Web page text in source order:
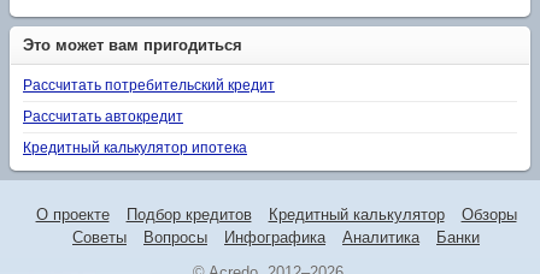
Это может вам пригодиться
Рассчитать потребительский кредит
Рассчитать автокредит
Кредитный калькулятор ипотека
О проекте Подбор кредитов Кредитный калькулятор
Обзоры
Советы
Вопросы Инфографика Аналитика Банки